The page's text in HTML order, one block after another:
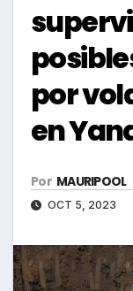
por
en
Por MAURIPOOL
OCT 5, 2023